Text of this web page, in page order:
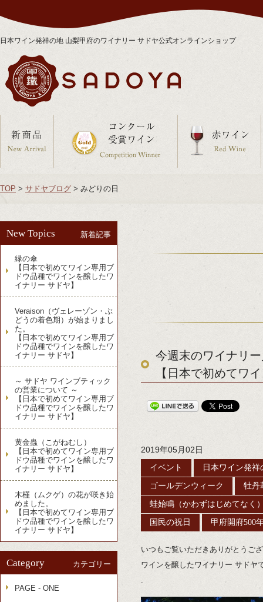
日本ワイン発祥の地 山梨甲府のワイナリー サドヤ公式オンラインショップ
TOP > サドヤブログ > みどりの日
今週末のワイナリ
【日本で初めてワ
2019年05月02日
イベント 日本ワイン発祥
ゴールデンウィーク 牡丹
蛙始鳴（かわずはじめてなく
国民の祝日 甲府開府500
いつもご覧いただきありがとうご
ワインを醸したワイナリー サドヤ
.
New Topics 新着記事
緑の傘
【日本で初めてワイン専用ブ
ドウ品種でワインを醸したワ
イナリー サドヤ】
Veraison（ヴェレーゾン・ぶ
どうの着色期）が始まりまし
た。
【日本で初めてワイン専用ブ
ドウ品種でワインを醸したワ
イナリー サドヤ】
～ サドヤ ワインブティック
の営業について ～
【日本で初めてワイン専用ブ
ドウ品種でワインを醸したワ
イナリー サドヤ】
黄金蟲（こがねむし）
【日本で初めてワイン専用ブ
ドウ品種でワインを醸したワ
イナリー サドヤ】
木槿（ムクゲ）の花が咲き始
めました。
【日本で初めてワイン専用ブ
ドウ品種でワインを醸したワ
イナリー サドヤ】
Category カテゴリー
PAGE - ONE